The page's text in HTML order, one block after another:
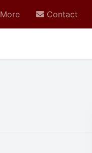
More Contact